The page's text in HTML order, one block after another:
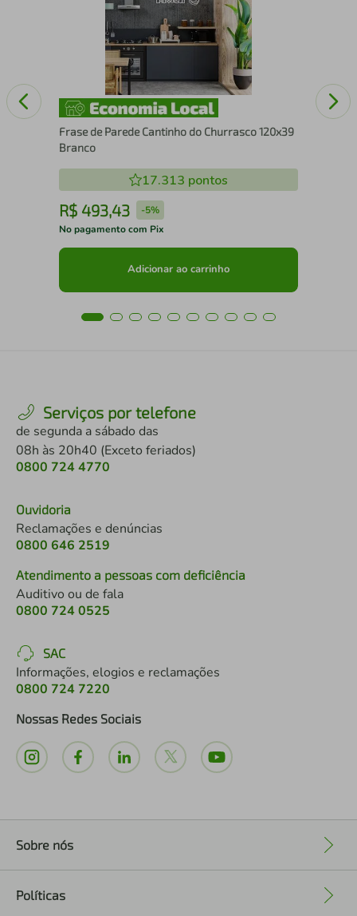
Frase de Parede Cantinho do Churrasco 120x39
Branco
17.313 pontos
R$ 493,43 -5%
No pagamento com Pix
Adicionar ao carrinho
Serviços por telefone
de segunda a sábado das
08h às 20h40 (Exceto feriados)
0800 724 4770
Ouvidoria
Reclamações e denúncias
0800 646 2519
Atendimento a pessoas com deficiência
Auditivo ou de fala
0800 724 0525
SAC
Informações, elogios e reclamações
0800 724 7220
Nossas Redes Sociais
Sobre nós
Políticas